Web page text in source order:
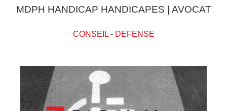
MDPH HANDICAP HANDICAPES | AVOCAT
CONSEIL- DEFENSE